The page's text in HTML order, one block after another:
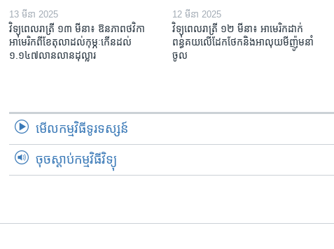
13 មីនា 2025
វិទ្យុពេលរាត្រី ១៣ មីនា៖ ឱនភាព​ថវិកា​
អាមេរិក​ពី​ខែ​តុលា​ដល់​កុម្ភៈ​កើន​ដល់​
១.១៤៧​លានលាន​ដុល្លារ
12 មីនា 2025
វិទ្យុពេលរាត្រី ១២ មីនា៖ អាមេរិក​ដាក់​
ពន្ធគយ​លើ​ដែកថែក​និង​អាលុយ​មីញ៉ូម​នាំ
ចូល
មើល​កម្មវិធី​ទូរទស្សន៍
ចុចស្តាប់កម្មវិធីវិទ្យុ